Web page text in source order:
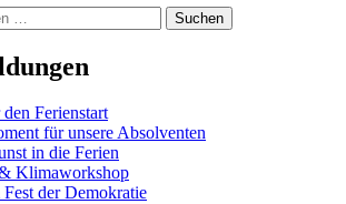
Ferienstart
für unsere Absolventen
in die Ferien
Klimaworkshop
der Demokratie